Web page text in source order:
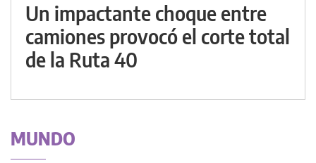
Un impactante choque entre
camiones provocó el corte total
de la Ruta 40
MUNDO